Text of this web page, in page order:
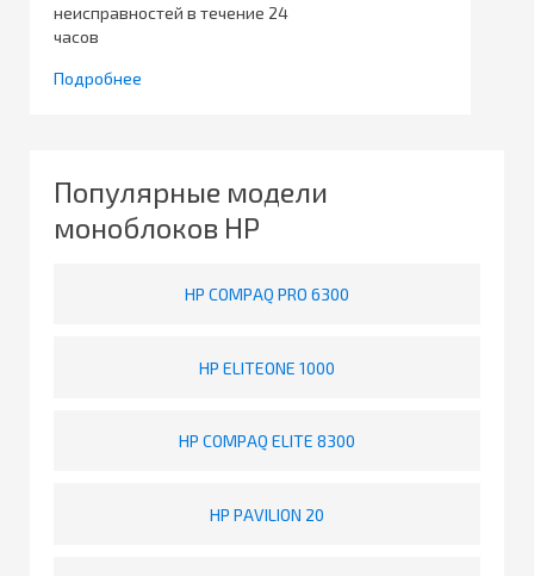
неисправностей в течение 24
часов
Подробнее
Популярные модели
моноблоков HP
HP COMPAQ PRO 6300
HP ELITEONE 1000
HP COMPAQ ELITE 8300
HP PAVILION 20